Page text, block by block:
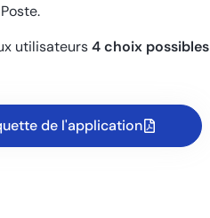
utilisateurs4 choix possibles
de l'application